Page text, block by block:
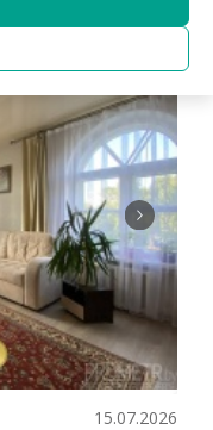
4 этаж
15.07.2026